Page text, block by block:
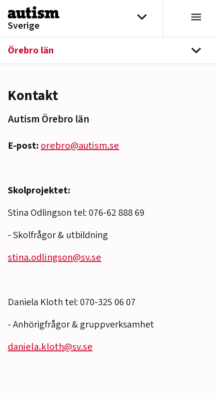
Hoppa till innehåll
Sverige
Välj distrikt
Örebro län
Kontakt
Autism Örebro län
E-post:orebro@autism.se
Skolprojektet:
Stina Odlingson tel: 076-62 888 69
- Skolfrågor & utbildning
stina.odlingson@sv.se
Daniela Kloth tel: 070-325 06 07
- Anhörigfrågor & gruppverksamhet
daniela.kloth@sv.se